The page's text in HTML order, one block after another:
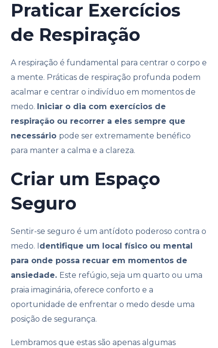
Praticar Exercícios
de Respiração
A respiração é fundamental para centrar o corpo e
a mente. Práticas de respiração profunda podem
acalmar e centrar o indivíduo em momentos de
medo. Iniciar o dia com exercícios de
respiração ou recorrer a eles sempre que
necessário pode ser extremamente benéfico
para manter a calma e a clareza.
Criar um Espaço
Seguro
Sentir-se seguro é um antídoto poderoso contra o
medo. I dentifique um local físico ou mental
para onde possa recuar em momentos de
ansiedade. Este refúgio, seja um quarto ou uma
praia imaginária, oferece conforto e a
oportunidade de enfrentar o medo desde uma
posição de segurança.
Lembramos que estas são apenas algumas